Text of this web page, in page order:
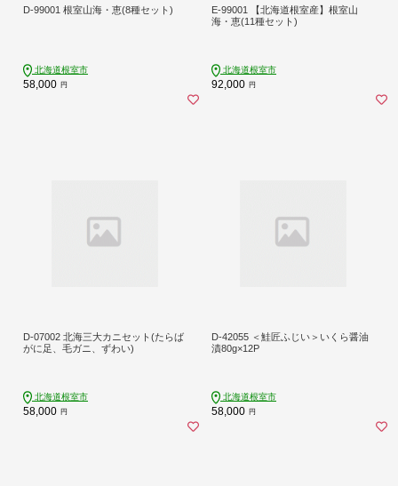
D-99001 根室山海・恵(8種セット)
北海道根室市
58,000 円
E-99001 【北海道根室産】根室山
海・恵(11種セット)
北海道根室市
92,000 円
D-07002 北海三大カニセット(たらば
がに足、毛ガニ、ずわい)
北海道根室市
58,000 円
D-42055 ＜鮭匠ふじい＞いくら醤油
漬80g×12P
北海道根室市
58,000 円